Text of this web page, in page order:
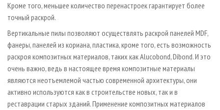
Кроме того, меньшее количество перенастроек гарантирует более
точный раскрой.
Вертикальные пилы позволяют осуществлять раскрой панелей MDF,
фанеры, панелей из кориана, пластика, кроме того, есть возможность
раскроя композитных материалов, таких как Alucobond, Dibond. И это
очень важно, ведь в настоящее время композитные материалы
являются неотъемлемой частью современной архитектуры, они
активно используются как в строительстве новых, так и в
реставрации старых зданий. Применение композитных материалов